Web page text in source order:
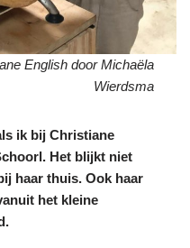
English door Michaëla
Wierdsma
ik bij Christiane
Het blijkt niet
haar thuis. Ook haar
het kleine